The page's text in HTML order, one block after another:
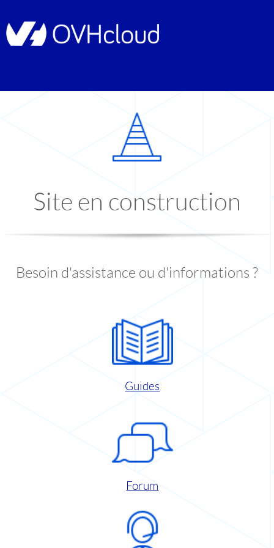
Site en construction
Besoin d'assistance ou d'informations ?
Guides
Forum